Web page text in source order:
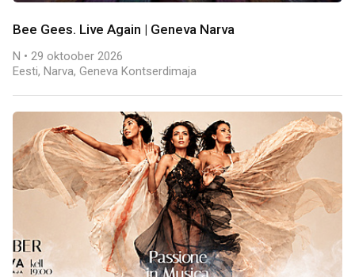
Bee Gees. Live Again | Geneva Narva
N • 29 oktoober 2026
Eesti, Narva, Geneva Kontserdimaja